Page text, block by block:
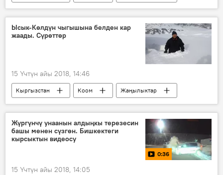
Экономика
Мультимедиа
Инфографика
Ысык-Көлдүн чыгышына белден кар
жаады. Сүрөттөр
15 Үчтүн айы 2018, 14:46
Кыргызстан Коом
Жаңылыктар
Ысык-Көл
аба ырайы кар
Жүргүнчү унаанын алдыңкы терезесин
башы менен сүзгөн. Бишкектеги
кырсыктын видеосу
0:36
15 Үчтүн айы 2018, 14:05